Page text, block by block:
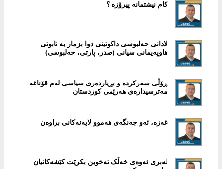
کام نیشتمانە پیرۆزە ؟
لادانی حەلبوسی داکوتینی دوا بزمار بە تابوتی
هاوپەیمانی سیانی (صدر، پارتی، حەلبوسی)
ڕۆڵی سەرکردە و بڕیاردەری سیاسی لەم قۆناغە
مەترسیدارەی هەرێمی کوردستان
غەزە، ئەو جەنگەی هەموو لایەنەکانی براوەن
لەبری ئەوەی خەڵک تەخوین بکرێت کێشەکانیان